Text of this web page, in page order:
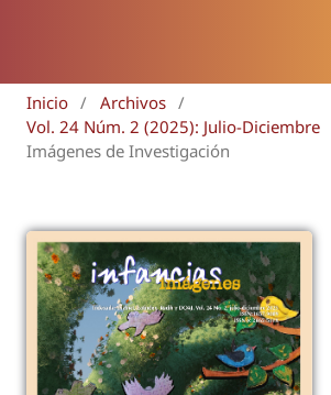
Inicio / Archivos /
Vol. 24 Núm. 2 (2025): Julio-Diciembre
Imágenes de Investigación